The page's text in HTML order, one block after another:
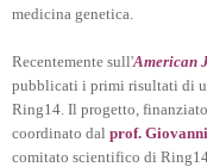
medicina genetica.
Recentemente sull'American
pubblicati i primi risultati di
Ring14. Il progetto,
coordinato dal prof.
comitato scientifico di